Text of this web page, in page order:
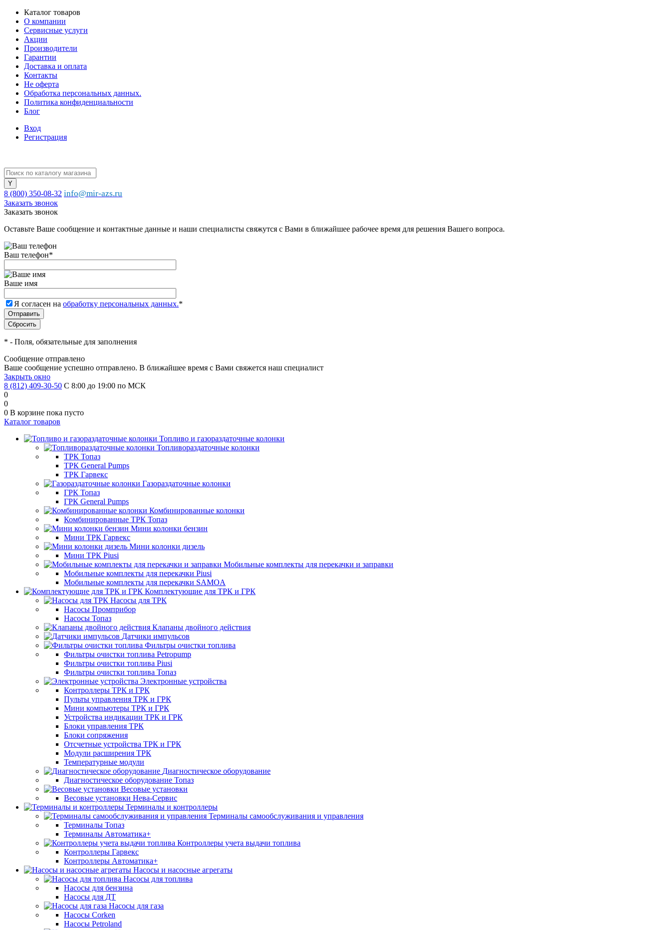
Каталог товаров
О компании
Сервисные услуги
Акции
Производители
Гарантии
Доставка и оплата
Контакты
Не оферта
Обработка персональных данных.
Политика конфиденциальности
Блог
Вход
Регистрация
8 (800) 350-08-32 info@mir-azs.ru
Заказать звонок
Заказать звонок
Оставьте Ваше сообщение и контактные данные и наши специалисты свяжутся с Вами в ближайшее рабочее время для решения Вашего вопроса.
Ваш телефон*
Ваше имя
Я согласен на обработку персональных данных.*
* - Поля, обязательные для заполнения
Сообщение отправлено
Ваше сообщение успешно отправлено. В ближайшее время с Вами свяжется наш специалист
Закрыть окно
8 (812) 409-30-50 С 8:00 до 19:00 по МСК
0
0
0 В корзине пока пусто
Каталог товаров
Топливо и газораздаточные колонки
Топливораздаточные колонки
ТРК Топаз
ТРК General Pumps
ТРК Гарвекс
Газораздаточные колонки
ГРК Топаз
ГРК General Pumps
Комбинированные колонки
Комбинированные ТРК Топаз
Мини колонки бензин
Мини ТРК Гарвекс
Мини колонки дизель
Мини ТРК Piusi
Мобильные комплекты для перекачки и заправки
Мобильные комплекты для перекачки Piusi
Мобильные комплекты для перекачки SAMOA
Комплектующие для ТРК и ГРК
Насосы для ТРК
Насосы Промприбор
Насосы Топаз
Клапаны двойного действия
Датчики импульсов
Фильтры очистки топлива
Фильтры очистки топлива Petropump
Фильтры очистки топлива Piusi
Фильтры очистки топлива Топаз
Электронные устройства
Контроллеры ТРК и ГРК
Пульты управления ТРК и ГРК
Мини компьютеры ТРК и ГРК
Устройства индикации ТРК и ГРК
Блоки управления ТРК
Блоки сопряжения
Отсчетные устройства ТРК и ГРК
Модули расширения ТРК
Температурные модули
Диагностическое оборудование
Диагностическое оборудование Топаз
Весовые установки
Весовые установки Нева-Сервис
Терминалы и контроллеры
Терминалы самообслуживания и управления
Терминалы Топаз
Терминалы Автоматика+
Контроллеры учета выдачи топлива
Контроллеры Гарвекс
Контроллеры Автоматика+
Насосы и насосные агрегаты
Насосы для топлива
Насосы для бензина
Насосы для ДТ
Насосы для газа
Насосы Corken
Насосы Petroland